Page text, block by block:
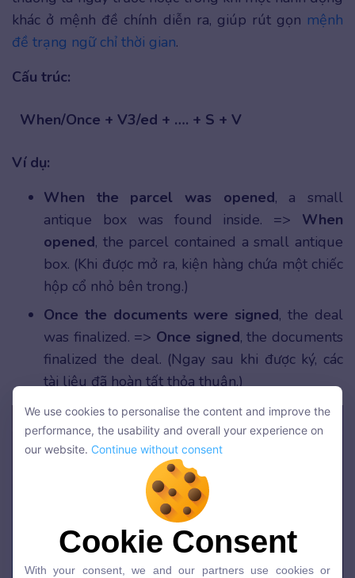
khác ở mệnh đề chính diễn ra, giúp rút gọn mệnh
đề trạng ngữ chỉ thời gian.
Cấu trúc:
When/Once + V3/ed + …. + S + V
Ví dụ:
When the parcel was opened, a small
antique box was found inside. => When
opened, the parcel contained a small antique
box. (Khi được mở ra, kiện hàng chứa một chiếc
hộp cổ nhỏ bên trong.)
Once the documents were signed, the deal
was finalized. => Once signed, the documents
finalized the deal. (Ngay sau khi được ký, các
tài liệu đã hoàn tất thỏa thuận.)
We use cookies to personalise the content and improve the
performance, the usability and overall your experience on
Continue without consent
Cookie Consent
We use cookies to personalise the content and improve the
performance, the usability and overall your experience on
our website. Continue without consent
Cookie Consent
With your consent, we and our partners use cookies or